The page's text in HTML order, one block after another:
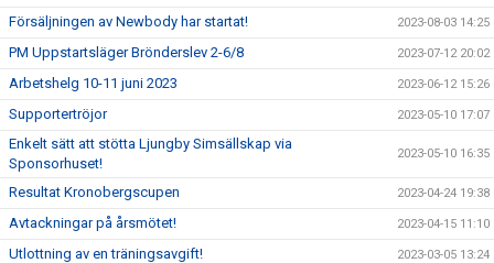
Försäljningen av Newbody har startat! 2023-08-03 14:25
PM Uppstartsläger Brönderslev 2-6/8 2023-07-12 20:02
Arbetshelg 10-11 juni 2023 2023-06-12 15:26
Supportertröjor 2023-05-10 17:07
Enkelt sätt att stötta Ljungby Simsällskap via
Sponsorhuset!
2023-05-10 16:35
Resultat Kronobergscupen 2023-04-24 19:38
Avtackningar på årsmötet! 2023-04-15 11:10
Utlottning av en träningsavgift! 2023-03-05 13:24